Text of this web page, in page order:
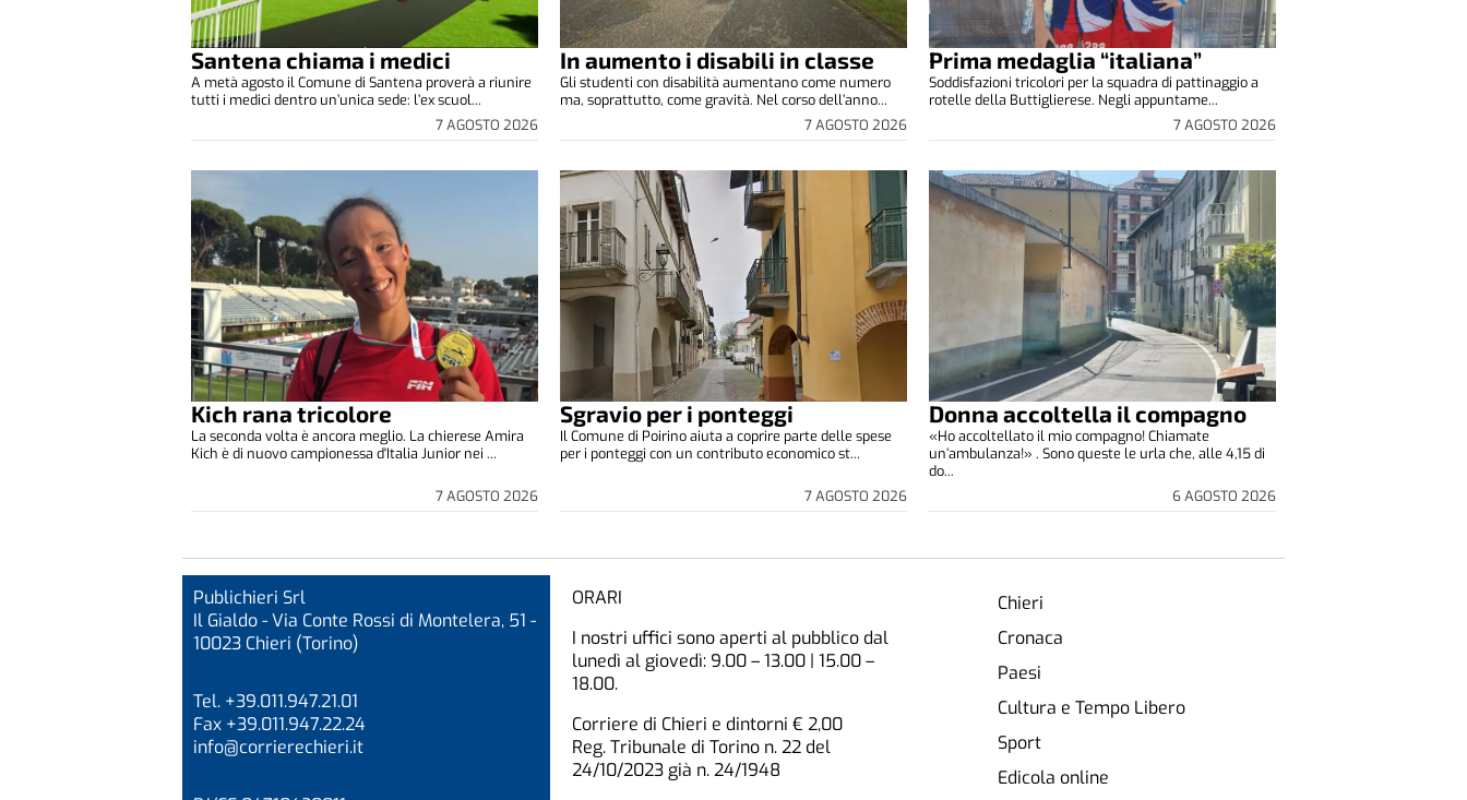
Santena chiama i medici
7 AGOSTO 2026
A metà agosto il Comune di Santena proverà a riunire
tutti i medici dentro un’unica sede: l’ex scuol...
In aumento i disabili in classe
7 AGOSTO 2026
Gli studenti con disabilità aumentano come numero
ma, soprattutto, come gravità. Nel corso dell’anno...
Prima medaglia “italiana”
7 AGOSTO 2026
Soddisfazioni tricolori per la squadra di pattinaggio a
rotelle della Buttiglierese. Negli appuntame...
Kich rana tricolore
7 AGOSTO 2026
La seconda volta è ancora meglio. La chierese Amira
Kich è di nuovo campionessa d'Italia Junior nei ...
Sgravio per i ponteggi
7 AGOSTO 2026
Il Comune di Poirino aiuta a coprire parte delle spese
per i ponteggi con un contributo economico st...
Donna accoltella il compagno
6 AGOSTO 2026
«Ho accoltellato il mio compagno! Chiamate
un’ambulanza!» . Sono queste le urla che, alle 4,15 di
do...
Publichieri Srl
Il Gialdo - Via Conte Rossi di Montelera, 51 -
10023 Chieri (Torino)
Tel. +39.011.947.21.01
Fax +39.011.947.22.24
info@corrierechieri.it
ORARI
I nostri uffici sono aperti al pubblico dal
lunedì al giovedì: 9.00 – 13.00 | 15.00 –
18.00.
Corriere di Chieri e dintorni € 2,00
Reg. Tribunale di Torino n. 22 del
24/10/2023 già n. 24/1948
Chieri
Cronaca
Paesi
Cultura e Tempo Libero
Sport
Edicola online